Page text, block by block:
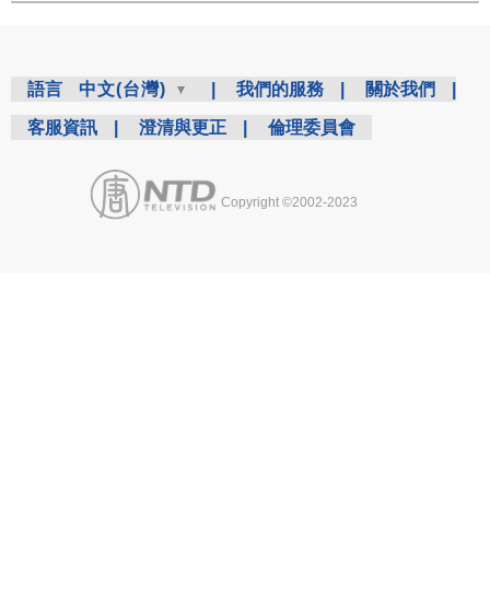
語言 中文(台灣) 我們的服務 關於我們
客服資訊 澄清與更正 倫理委員會
Copyright ©2002-2023